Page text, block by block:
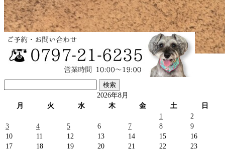
レオンくん♡マルプー
索:
2026年8月
月
火 水 木 金 土
日
1
2
3
4 5 6 7 8
9
10
11 12 13 14 15
16
17
18 19 20 21 22
23